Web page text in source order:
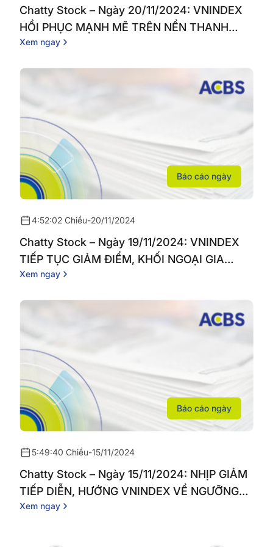
Chatty Stock – Ngày 20/11/2024: VNINDEX
HỒI PHỤC MẠNH MẼ TRÊN NỀN THANH
KHOẢN THỊ TRƯỜNG VƯỢT TRỘI
Xem ngay
Báo cáo ngày
4:52:02 Chiều-20/11/2024
Chatty Stock – Ngày 19/11/2024: VNINDEX
TIẾP TỤC GIẢM ĐIỂM, KHỐI NGOẠI GIA
TĂNG BÁN RÒNG
Xem ngay
Báo cáo ngày
5:49:40 Chiều-15/11/2024
Chatty Stock – Ngày 15/11/2024: NHỊP GIẢM
TIẾP DIỄN, HƯỚNG VNINDEX VỀ NGƯỠNG
1.200 ĐIỂM
Xem ngay